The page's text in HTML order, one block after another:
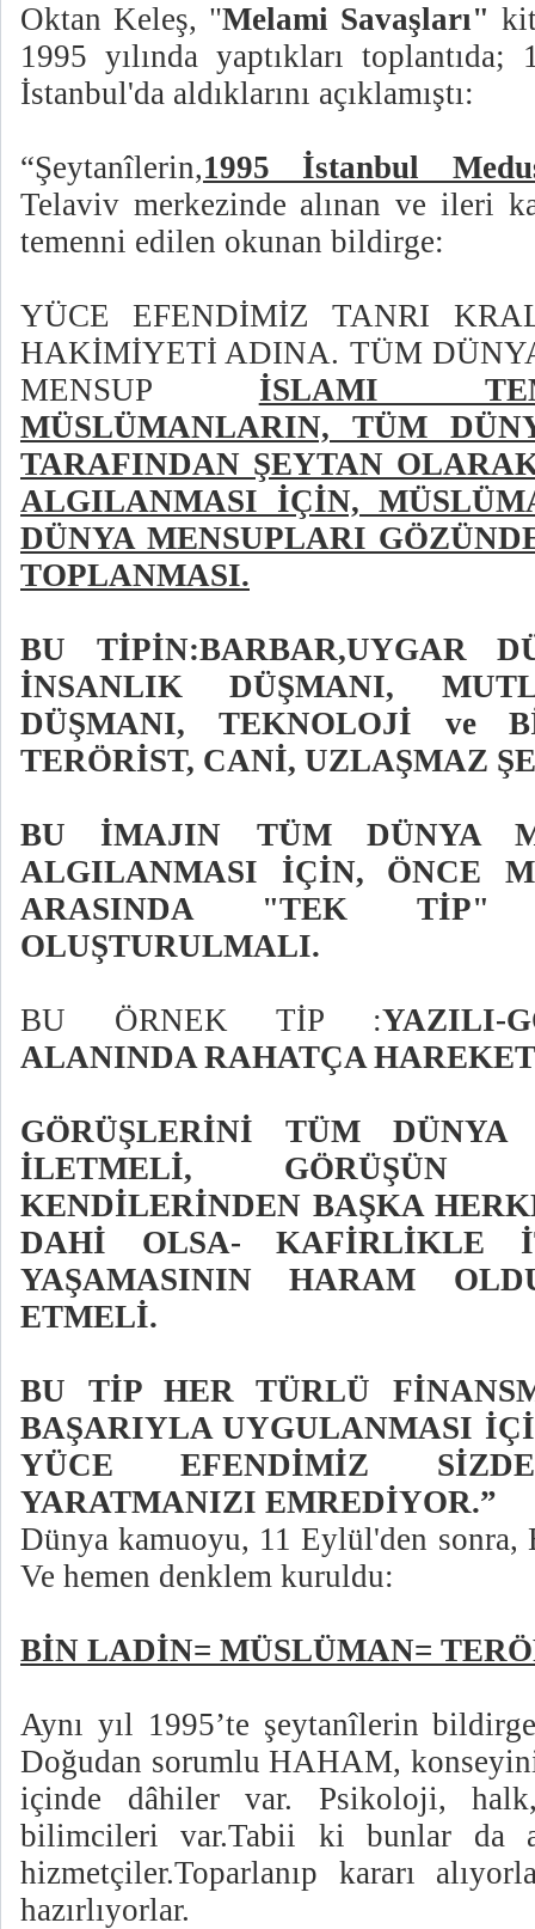
Oktan Keleş, "Melami Savaşları"
1995 yılında yaptıkları toplantıda;
İstanbul'da aldıklarını açıklamıştı:
“Şeytanîlerin,1995 İstanbul
Telaviv merkezinde alınan ve ileri
temenni edilen okunan bildirge:
YÜCE EFENDİMİZ TANRI
HAKİMİYETİ ADINA. TÜM
MENSUP İSLAMI
MÜSLÜMANLARIN, TÜM
TARAFINDAN ŞEYTAN
ALGILANMASI İÇİN,
DÜNYA MENSUPLARI
TOPLANMASI.
BU TİPİN:BARBAR,UYGAR
İNSANLIK DÜŞMANI,
DÜŞMANI, TEKNOLOJİ ve
TERÖRİST, CANİ, UZLAŞMAZ
BU İMAJIN TÜM DÜNYA
ALGILANMASI İÇİN, ÖNCE
ARASINDA "TEK TİP"
OLUŞTURULMALI.
BU ÖRNEK TİP :YAZILI-
ALANINDA RAHATÇA
GÖRÜŞLERİNİ TÜM DÜNYA
İLETMELİ,
KENDİLERİNDEN BAŞKA
DAHİ OLSA- KAFİRLİKLE
YAŞAMASININ HARAM
ETMELİ.
BU TİP HER TÜRLÜ
BAŞARIYLA UYGULANMASI
YÜCE EFENDİMİZ
YARATMANIZI EMREDİYOR.”
Dünya kamuoyu, 11 Eylül'den
Ve hemen denklem kuruldu:
BİN LADİN= MÜSLÜMAN=
Aynı yıl 1995’te şeytanîlerin
Doğudan sorumlu HAHAM,
içinde dâhiler var. Psikoloji,
bilimcileri var.Tabii ki bunlar da
hizmetçiler.Toparlanıp kararı
hazırlıyorlar.